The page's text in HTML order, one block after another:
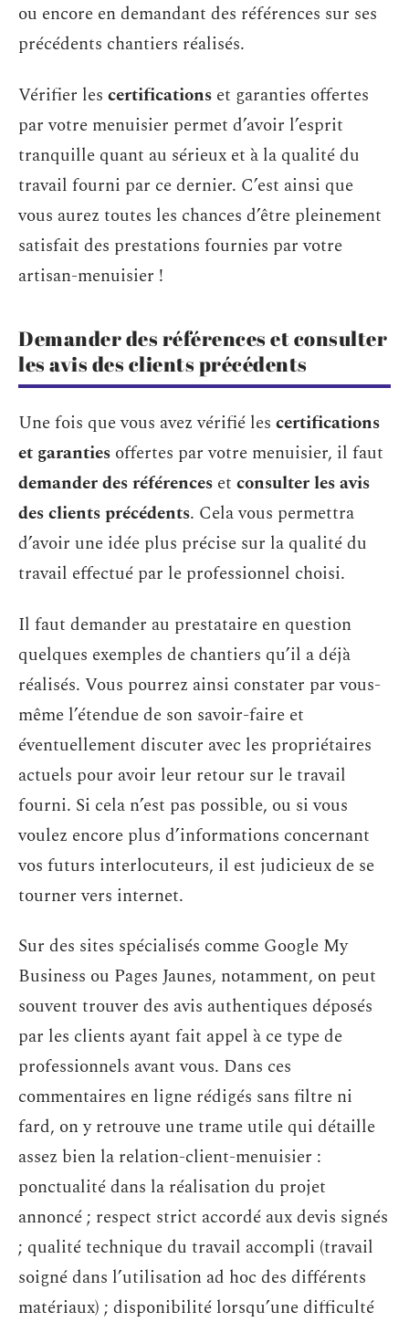
ou encore en demandant des références sur ses
précédents chantiers réalisés.
Vérifier les certifications et garanties offertes
par votre menuisier permet d’avoir l’esprit
tranquille quant au sérieux et à la qualité du
travail fourni par ce dernier. C’est ainsi que
vous aurez toutes les chances d’être pleinement
satisfait des prestations fournies par votre
artisan-menuisier !
Demander des références et consulter
les avis des clients précédents
Une fois que vous avez vérifié les certifications
et garanties offertes par votre menuisier, il faut
demander des références et consulter les avis
des clients précédents. Cela vous permettra
d’avoir une idée plus précise sur la qualité du
travail effectué par le professionnel choisi.
Il faut demander au prestataire en question
quelques exemples de chantiers qu’il a déjà
réalisés. Vous pourrez ainsi constater par vous-
même l’étendue de son savoir-faire et
éventuellement discuter avec les propriétaires
actuels pour avoir leur retour sur le travail
fourni. Si cela n’est pas possible, ou si vous
voulez encore plus d’informations concernant
vos futurs interlocuteurs, il est judicieux de se
tourner vers internet.
Sur des sites spécialisés comme Google My
Business ou Pages Jaunes, notamment, on peut
souvent trouver des avis authentiques déposés
par les clients ayant fait appel à ce type de
professionnels avant vous. Dans ces
commentaires en ligne rédigés sans filtre ni
fard, on y retrouve une trame utile qui détaille
assez bien la relation-client-menuisier :
ponctualité dans la réalisation du projet
annoncé ; respect strict accordé aux devis signés
; qualité technique du travail accompli (travail
soigné dans l’utilisation ad hoc des différents
matériaux) ; disponibilité lorsqu’une difficulté